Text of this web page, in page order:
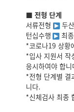
■ 전형 단계
서류전형
두
턴십수행
최
*코로나19 상황
*입사 지원서
응시하여야 합니
*전형 단계별 결
니다.
*신체검사 최종